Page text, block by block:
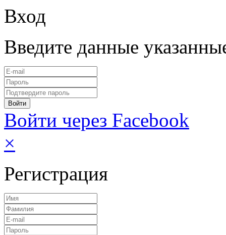
Вход
Введите данные
Войти через Facebook
×
Регистрация